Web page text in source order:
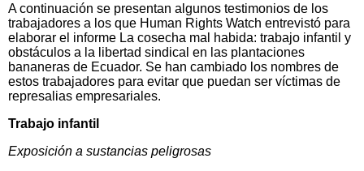
A continuación se presentan algunos testimonios de los
trabajadores a los que Human Rights Watch entrevistó para
elaborar el informe La cosecha mal habida: trabajo infantil y
obstáculos a la libertad sindical en las plantaciones
bananeras de Ecuador. Se han cambiado los nombres de
estos trabajadores para evitar que puedan ser víctimas de
represalias empresariales.
Trabajo infantil
Exposición a sustancias peligrosas